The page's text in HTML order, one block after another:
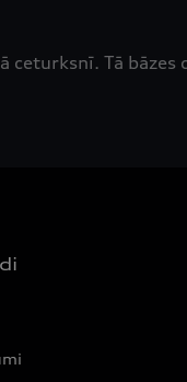
Tā bāzes